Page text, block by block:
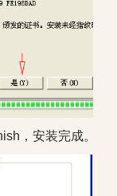
，安装完成。